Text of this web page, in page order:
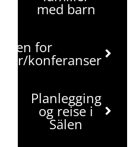
med barn
for
konferanser
Planlegging
og reise i
Sälen